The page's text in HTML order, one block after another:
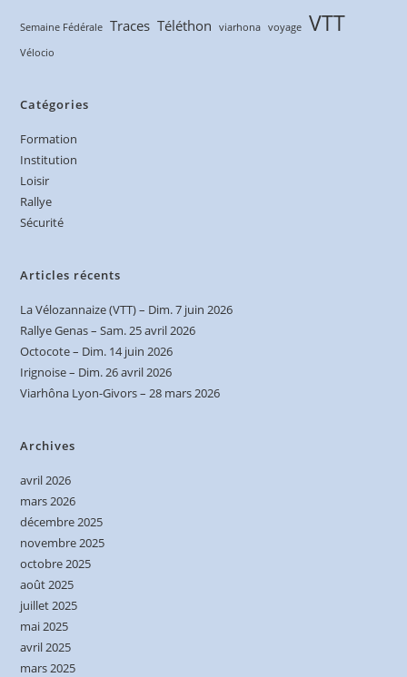
Semaine Fédérale Traces Téléthon viarhona voyage VTT
Vélocio
Catégories
Formation
Institution
Loisir
Rallye
Sécurité
Articles récents
La Vélozannaize (VTT) – Dim. 7 juin 2026
Rallye Genas – Sam. 25 avril 2026
Octocote – Dim. 14 juin 2026
Irignoise – Dim. 26 avril 2026
Viarhôna Lyon-Givors – 28 mars 2026
Archives
avril 2026
mars 2026
décembre 2025
novembre 2025
octobre 2025
août 2025
juillet 2025
mai 2025
avril 2025
mars 2025